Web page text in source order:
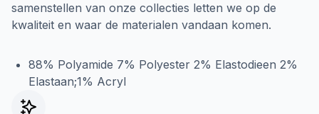
samenstellen van onze collecties letten we op de
kwaliteit en waar de materialen vandaan komen.
88% Polyamide 7% Polyester 2% Elastodieen 2%
Elastaan;1% Acryl